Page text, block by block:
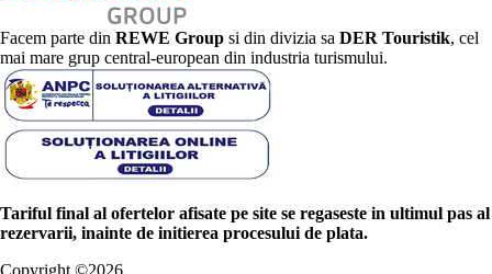
Facem parte din REWE Group si din divizia sa DER Touristik, cel
mai mare grup central-european din industria turismului.
Tariful final al ofertelor afisate pe site se regaseste in ultimul pas al
rezervarii, inainte de initierea procesului de plata.